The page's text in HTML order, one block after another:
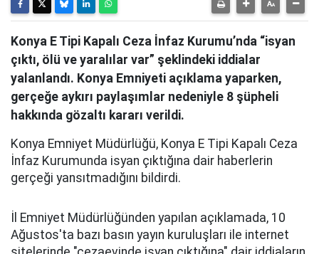
Konya E Tipi Kapalı Ceza İnfaz Kurumu’nda “isyan
çıktı, ölü ve yaralılar var” şeklindeki iddialar
yalanlandı. Konya Emniyeti açıklama yaparken,
gerçeğe aykırı paylaşımlar nedeniyle 8 şüpheli
hakkında gözaltı kararı verildi.
Konya Emniyet Müdürlüğü, Konya E Tipi Kapalı Ceza
İnfaz Kurumunda isyan çıktığına dair haberlerin
gerçeği yansıtmadığını bildirdi.
İl Emniyet Müdürlüğünden yapılan açıklamada, 10
Ağustos'ta bazı basın yayın kuruluşları ile internet